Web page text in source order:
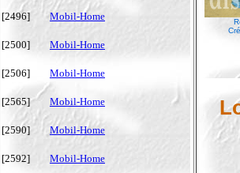
[2496] Mobil-Home
[2500] Mobil-Home
[2506] Mobil-Home
[2565] Mobil-Home
[2590] Mobil-Home
[2592] Mobil-Home